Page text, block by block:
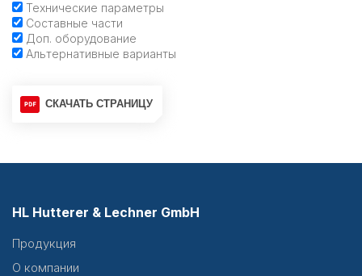
Технические параметры
Составные части
Доп. оборудование
Альтернативные варианты
HL Hutterer & Lechner GmbH
Продукция
О компании